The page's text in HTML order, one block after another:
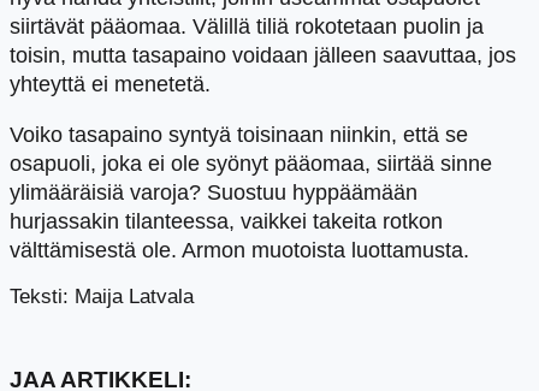
siirtävät pääomaa. Välillä tiliä rokotetaan puolin ja
toisin, mutta tasapaino voidaan jälleen saavuttaa, jos
yhteyttä ei menetetä.
Voiko tasapaino syntyä toisinaan niinkin, että se
osapuoli, joka ei ole syönyt pääomaa, siirtää sinne
ylimääräisiä varoja? Suostuu hyppäämään
hurjassakin tilanteessa, vaikkei takeita rotkon
välttämisestä ole. Armon muotoista luottamusta.
Teksti: Maija Latvala
JAA ARTIKKELI: